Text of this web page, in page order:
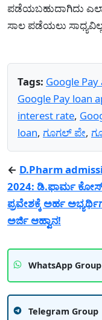
ಪಡೆಯಬಹುದಾಗಿದು
ಸಾಲ ಪಡೆಯಲು
Tags: Google
Google Pay loan
interest rate,
loan, ಗೂಗಲ್ ಪೇ,
← D.Pharm
2024: ಡಿ.ಫಾರ್ಮ
ಪ್ರವೇಶಕ್ಕೆ ಅರ್ಹ
ಅರ್ಜಿ ಆಹ್ವಾನ!
WhatsApp Group
Telegram Group